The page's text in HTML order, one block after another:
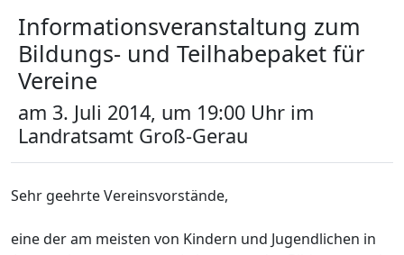
Informationsveranstaltung zum
Bildungs- und Teilhabepaket für
Vereine
am 3. Juli 2014, um 19:00 Uhr im
Landratsamt Groß-Gerau
Sehr geehrte Vereinsvorstände,
eine der am meisten von Kindern und Jugendlichen in